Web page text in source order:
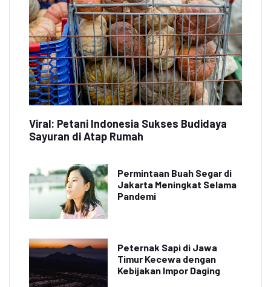
Viral: Petani Indonesia Sukses Budidaya
Sayuran di Atap Rumah
Permintaan Buah Segar di
Jakarta Meningkat Selama
Pandemi
Peternak Sapi di Jawa
Timur Kecewa dengan
Kebijakan Impor Daging